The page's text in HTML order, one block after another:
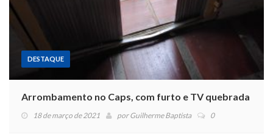
DESTAQUE
Arrombamento no Caps, com furto e TV quebrada
18 de março de 2021 porGuilherme Baptista 0